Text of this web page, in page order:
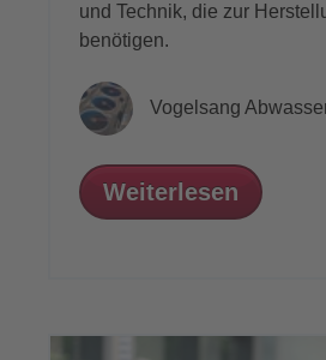
und Technik, die zur
benötigen.
Vogelsang
Weiterlesen